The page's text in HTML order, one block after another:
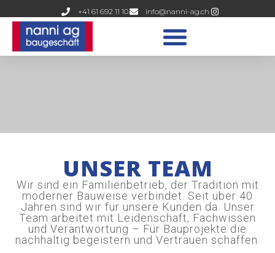
+41 61 692 11 10 info@nanni-ag.ch
UNSER TEAM
Wir sind ein Familienbetrieb, der Tradition mit
moderner Bauweise verbindet. Seit über 40
Jahren sind wir für unsere Kunden da. Unser
Team arbeitet mit Leidenschaft, Fachwissen
und Verantwortung – Für Bauprojekte die
nachhaltig begeistern und Vertrauen schaffen.